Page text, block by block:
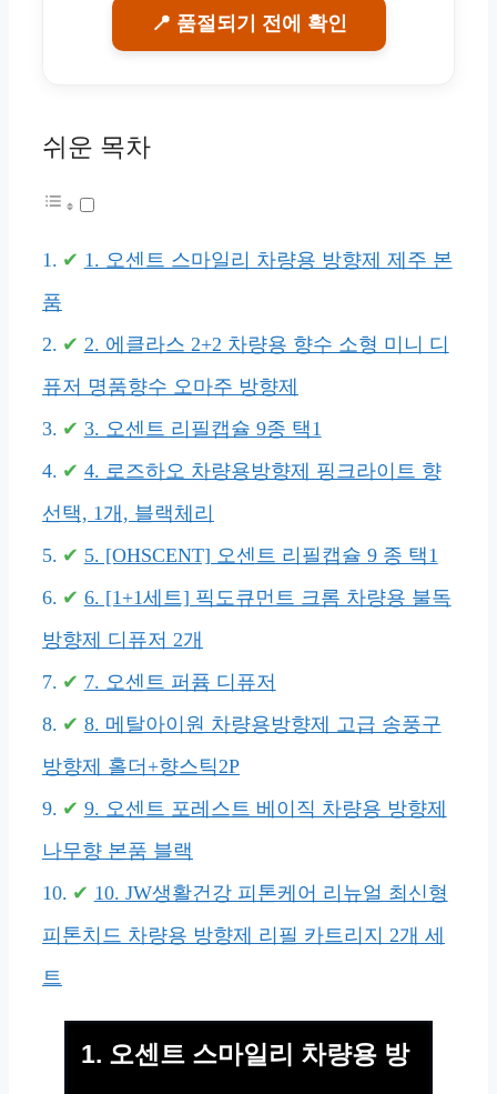
📍 품절되기 전에 확인
쉬운 목차
1. 오센트 스마일리 차량용 방향제 제주 본
품
2. 에클라스 2+2 차량용 향수 소형 미니 디
퓨저 명품향수 오마주 방향제
3. 오센트 리필캡슐 9종 택1
4. 로즈하오 차량용방향제 핑크라이트 향
선택, 1개, 블랙체리
5. [OHSCENT] 오센트 리필캡슐 9 종 택1
6. [1+1세트] 픽도큐먼트 크롬 차량용 불독
방향제 디퓨저 2개
7. 오센트 퍼퓸 디퓨저
8. 메탈아이원 차량용방향제 고급 송풍구
방향제 홀더+향스틱2P
9. 오센트 포레스트 베이직 차량용 방향제
나무향 본품 블랙
10. JW생활건강 피톤케어 리뉴얼 최신형
피톤치드 차량용 방향제 리필 카트리지 2개 세
트
1. 오센트 스마일리 차량용 방